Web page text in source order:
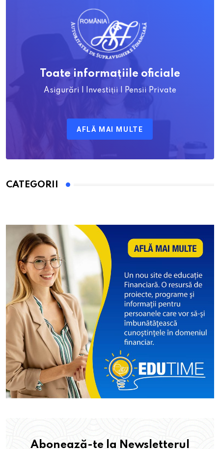
Toate informațiile oficiale
Asigurări | Investiții | Pensii Private
AFLĂ MAI MULTE
CATEGORII
Abonează-te la Newsletterul